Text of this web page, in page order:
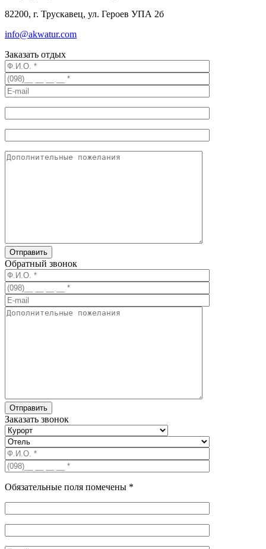
82200, г. Трускавец, ул. Героев УПА 2б
info@akwatur.com
Заказать отдых
Обратный звонок
Заказать звонок
Обязательные поля помечены *